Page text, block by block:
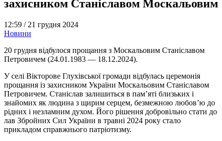
захисником Станіславом Москальовим
12:59 / 21 грудня 2024
Новини
20 грудня відбулося прощання з Москальовим Станіславом
Петровичем (24.01.1983 — 18.12.2024).
У селі Вікторове Глухівської громади відбулась церемонія
прощання із захисником України Москальовим Станіславом
Петровичем. Станіслав залишиться в пам’яті близьких і
знайомих як людина з щирим серцем, безмежною любов’ю до
рідних і незламним духом. Його рішення добровільно стати до
лав Збройних Сил України в травні 2024 року стало
прикладом справжнього патріотизму.